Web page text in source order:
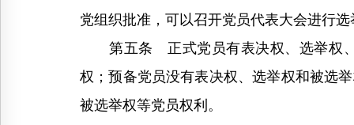
党组织批准，可以召开党员代表大会进行选
第五条 正式党员有表决权、选举权、
权；预备党员没有表决权、选举权和被选
被选举权等党员权利。